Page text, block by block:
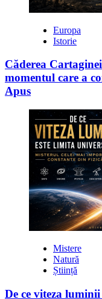
Europa
Istorie
Căderea
momentul care a
Apus
Mistere
Natură
Știință
De ce viteza